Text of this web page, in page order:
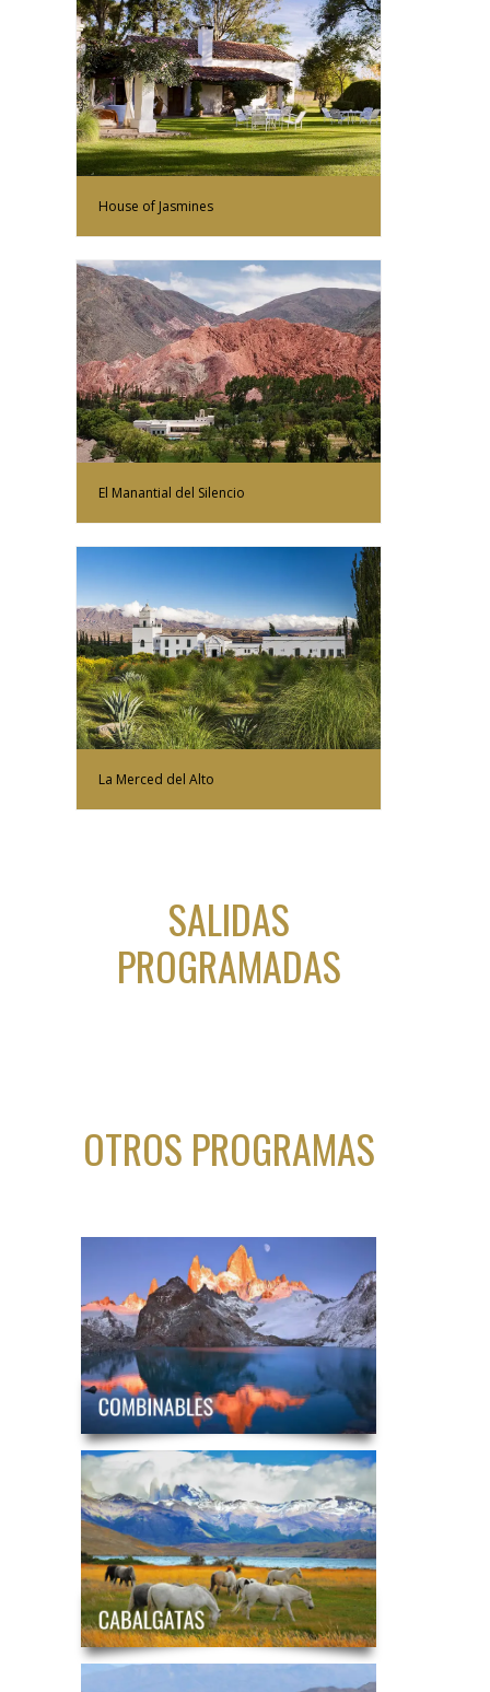
Más Información
House of Jasmines
Más Información
El Manantial del Silencio
Más Información
La Merced del Alto
SALIDAS
PROGRAMADAS
OTROS PROGRAMAS